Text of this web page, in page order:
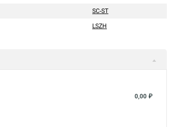
SC-ST
LSZH
0,00 ₽